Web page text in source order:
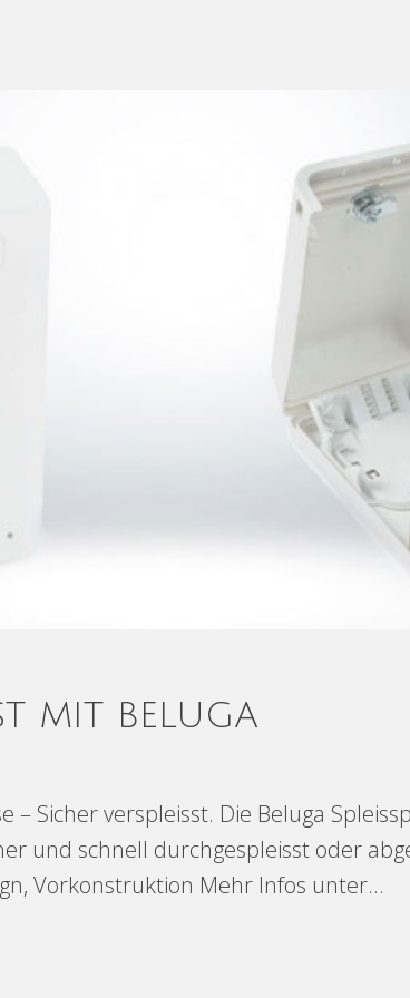
MIT BELUGA
– Sicher verspleisst. Die Beluga
und schnell durchgespleisst oder
Vorkonstruktion Mehr Infos unter...